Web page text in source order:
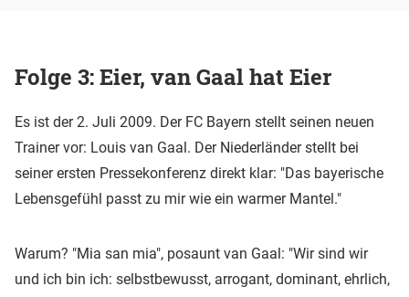
Folge 3: Eier, van Gaal hat Eier
Es ist der 2. Juli 2009. Der FC Bayern stellt seinen neuen
Trainer vor: Louis van Gaal. Der Niederländer stellt bei
seiner ersten Pressekonferenz direkt klar: "Das bayerische
Lebensgefühl passt zu mir wie ein warmer Mantel."
Warum? "Mia san mia", posaunt van Gaal: "Wir sind wir
und ich bin ich: selbstbewusst, arrogant, dominant, ehrlich,